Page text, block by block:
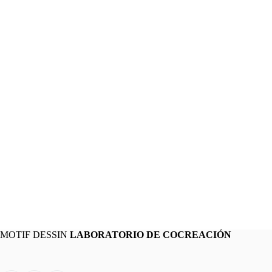
MOTIF DESSIN LABORATORIO DE COCREACIÓN